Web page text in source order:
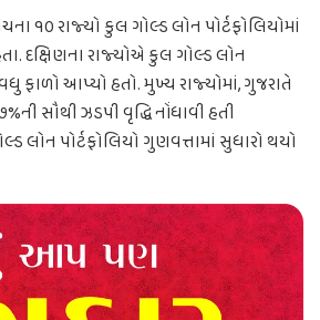
૧૦ રાજ્યો કુલ ગોલ્ડ લોન પોર્ટફોલિયોમાં
દક્ષિણના રાજ્યોએ કુલ ગોલ્ડ લોન
ફાળો આપ્યો હતો. મુખ્ય રાજ્યોમાં, ગુજરાતે
સૌથી ઝડપી વૃદ્ધિ નોંધાવી હતી
લોન પોર્ટફોલિયો ગુણવત્તામાં સુધારો થયો